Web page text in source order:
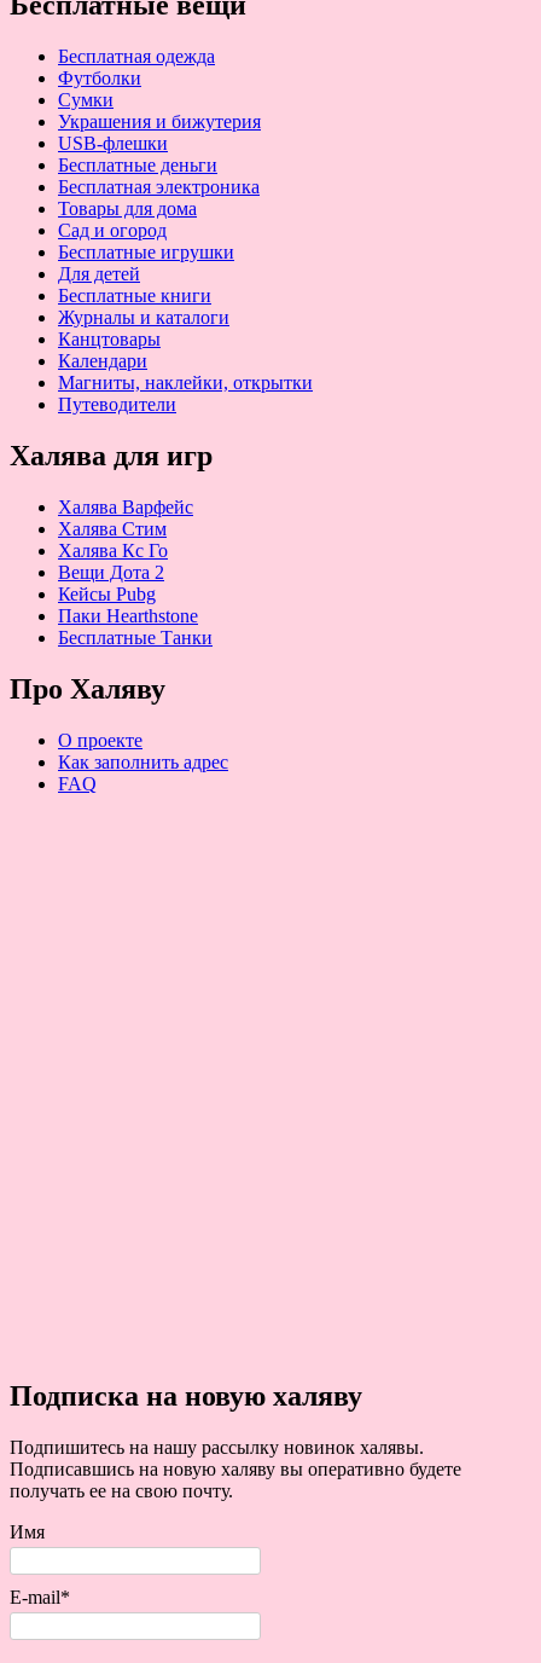
Бесплатная одежда
Футболки
Сумки
Украшения и бижутерия
USB-флешки
Бесплатные деньги
Бесплатная электроника
Товары для дома
Сад и огород
Бесплатные игрушки
Для детей
Бесплатные книги
Журналы и каталоги
Канцтовары
Календари
Магниты, наклейки, открытки
Путеводители
Халява для игр
Халява Варфейс
Халява Стим
Халява Кс Го
Вещи Дота 2
Кейсы Pubg
Паки Hearthstone
Бесплатные Танки
Про Халяву
О проекте
Как заполнить адрес
FAQ
Подписка на новую халяву
Подпишитесь на нашу рассылку новинок халявы.
Подписавшись на новую халяву вы оперативно будете
получать ее на свою почту.
Имя
E-mail*